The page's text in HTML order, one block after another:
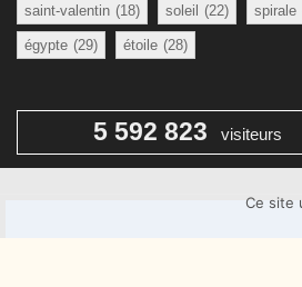
saint-valentin (18) soleil (22) spirale
égypte (29) étoile (28)
5 592 823 visiteurs
Ce site